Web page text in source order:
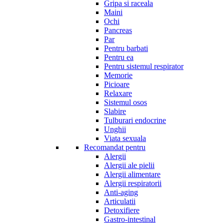
Gripa si raceala
Maini
Ochi
Pancreas
Par
Pentru barbati
Pentru ea
Pentru sistemul respirator
Memorie
Picioare
Relaxare
Sistemul osos
Slabire
Tulburari endocrine
Unghii
Viata sexuala
Recomandat pentru
Alergii
Alergii ale pielii
Alergii alimentare
Alergii respiratorii
Anti-aging
Articulatii
Detoxifiere
Gastro-intestinal